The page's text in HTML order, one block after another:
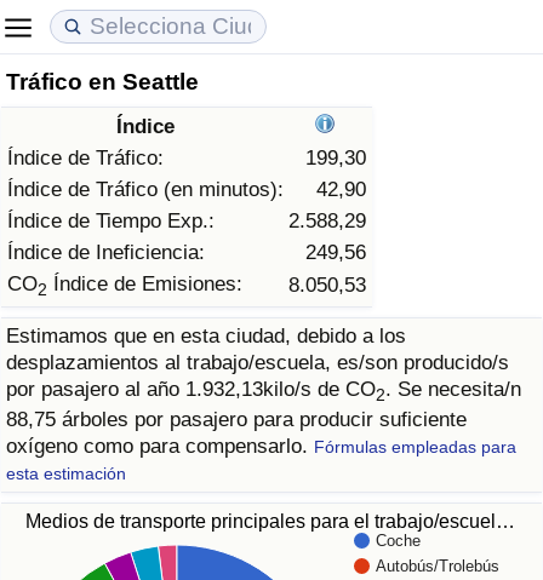
Tráfico en Seattle
Índice
Índice de Tráfico:
199,30
Índice de Tráfico (en minutos):
42,90
Índice de Tiempo Exp.:
2.588,29
Índice de Ineficiencia:
249,56
CO2 Índice de Emisiones: 8.050,53
Estimamos que en esta ciudad, debido a los
desplazamientos al trabajo/escuela, es/son producido/s
por pasajero al año 1.932,13kilo/s de CO2. Se necesita/n
88,75 árboles por pasajero para producir suficiente
oxígeno como para compensarlo. Fórmulas empleadas para
esta estimación
Medios de transporte principales para el trabajo/escuel…
Coche
Autobús/Trolebús
Coste de vida
Índice de Costo de Vida (Actual)
Índice de Costo de Vida
Índice de costo de vida por país
en aqaba
Precios de las propiedades
Índice de Precios de Inmuebles (Actual)
Índice de Precios de Inmuebles
Índice de Precios de Inmuebles por País
Calidad de Vida
Índice de Calidad de Vida
Índice de Calidad de Vida (Actual)
Índice de calidad de vida por país
Delincuencia
Calificación del Índice de Criminalidad
(Actual)
Índice de criminalidad por país